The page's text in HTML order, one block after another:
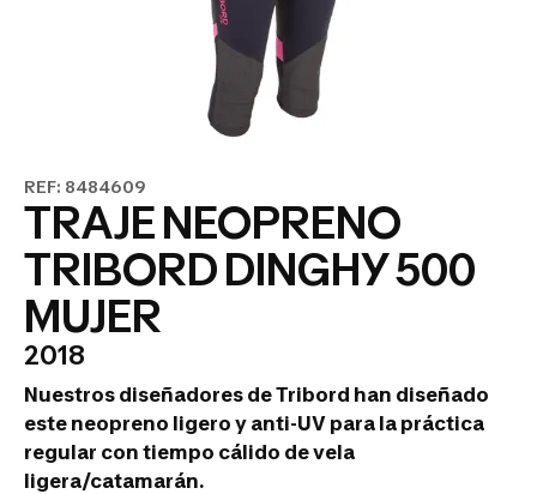
REF: 8484609
TRAJE NEOPRENO
TRIBORD DINGHY 500
MUJER
2018
Nuestros diseñadores de Tribord han diseñado
este neopreno ligero y anti-UV para la práctica
regular con tiempo cálido de vela
ligera/catamarán.